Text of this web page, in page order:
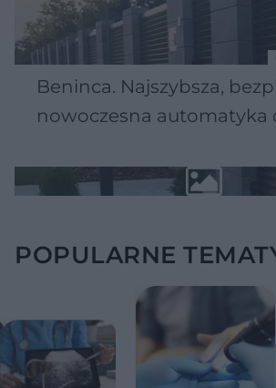
Beninca. Najszybsza,
nowoczesna automatyka
POPULARNE